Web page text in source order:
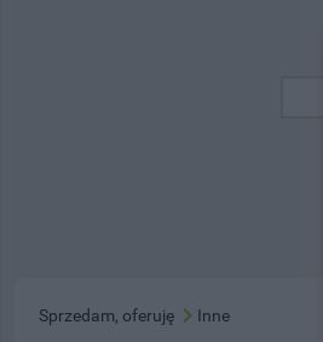
Sprzedam, oferuję Inne